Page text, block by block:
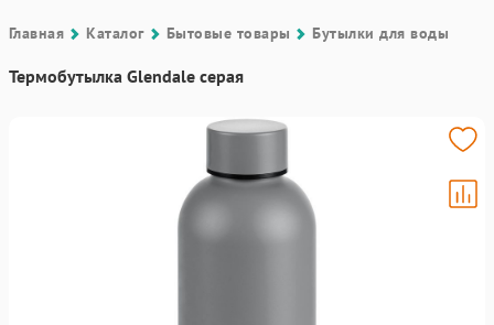
Главная Каталог Бытовые товары Бутылки для воды
Термобутылка Glendale серая